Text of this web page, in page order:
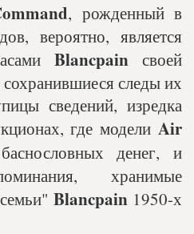
, рожденный в
вероятно, является
Blancpain своей
следы их
сведений, изредка
где модели Air
денег, и
хранимые
Blancpain 1950-х